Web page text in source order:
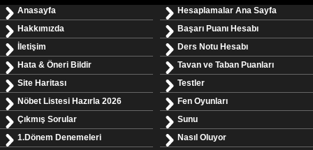
Anasayfa
Hakkımızda
İletişim
Hata & Öneri Bildir
Site Haritası
Nöbet Listesi Hazırla 2026
Çıkmış Sorular
1.Dönem Denemeleri
Hesaplamalar Ana Sayfa
Başarı Puanı Hesabı
Ders Notu Hesabı
Tavan ve Taban Puanları
Testler
Fen Oyunları
Sunu
Nasıl Oluyor